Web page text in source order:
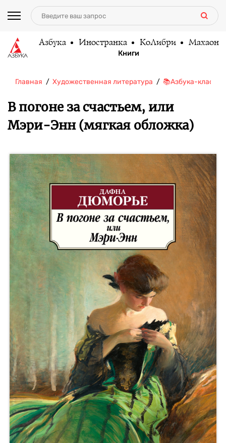
Азбука Иностранка КоЛибри Махаон
Книги
Главная Художественная литература 📚Азбука-
В погоне за счастьем, или
Мэри-Энн (мягкая обложка)